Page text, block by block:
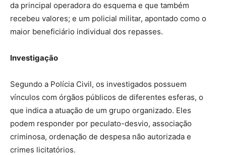
da principal operadora do esquema e que também
recebeu valores; e um policial militar, apontado como o
maior beneficiário individual dos repasses.
Investigação
Segundo a Polícia Civil, os investigados possuem
vínculos com órgãos públicos de diferentes esferas, o
que indica a atuação de um grupo organizado. Eles
podem responder por peculato-desvio, associação
criminosa, ordenação de despesa não autorizada e
crimes licitatórios.